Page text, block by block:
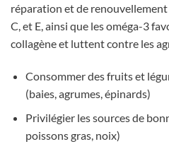
réparation et de renouvellement
C, et E, ainsi que les oméga-3
collagène et luttent contre les
Consommer des fruits et
(baies, agrumes, épinards)
Privilégier les sources de
poissons gras, noix)